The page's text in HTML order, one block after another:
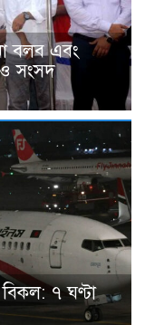
বলব এবং
সংসদ
বিকল: ৭ ঘণ্টা